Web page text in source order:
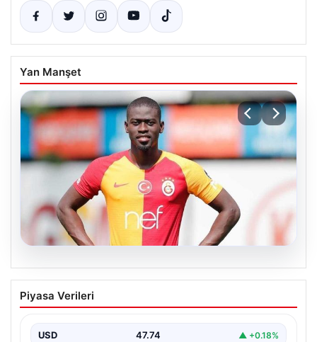
Yan Manşet
07.08.2026
Resmi imzayı attı! Ndiaye’nin yeni
adresi çok şaşırttı
Piyasa Verileri
USD 47.74 ▲ +0.18%